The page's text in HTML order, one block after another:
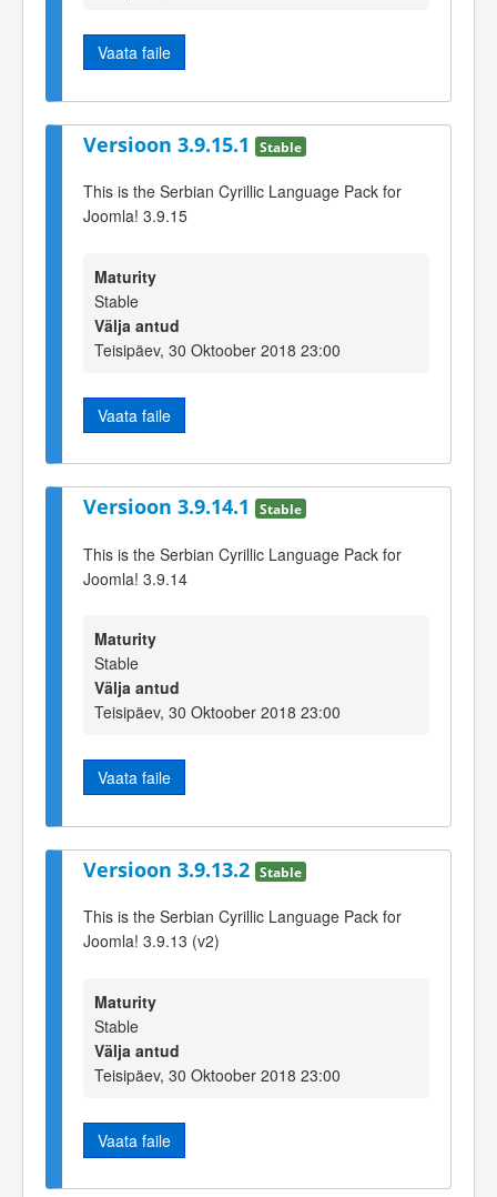
Vaata faile
Versioon 3.9.15.1 Stable
This is the Serbian Cyrillic Language Pack for
Joomla! 3.9.15
Maturity
Stable
Välja antud
Teisipäev, 30 Oktoober 2018 23:00
Vaata faile
Versioon 3.9.14.1 Stable
This is the Serbian Cyrillic Language Pack for
Joomla! 3.9.14
Maturity
Stable
Välja antud
Teisipäev, 30 Oktoober 2018 23:00
Vaata faile
Versioon 3.9.13.2 Stable
This is the Serbian Cyrillic Language Pack for
Joomla! 3.9.13 (v2)
Maturity
Stable
Välja antud
Teisipäev, 30 Oktoober 2018 23:00
Vaata faile